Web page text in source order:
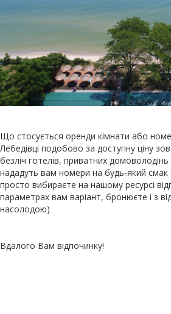
Що стосується оренди кімнати або
Лебедівці подобово за доступну ціну
безліч готелів, приватних домоволодінь
нададуть вам номери на будь-який
просто вибираєте на нашому ресурсі
параметрах вам варіант, бронюєте і з
насолодою)
Вдалого Вам відпочинку!